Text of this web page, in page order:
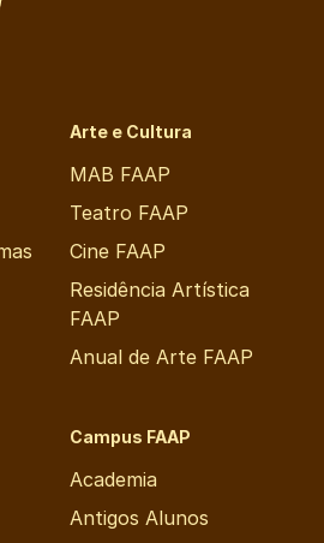
Arte e Cultura
MAB FAAP
Teatro FAAP
Cine FAAP
Residência Artística
FAAP
Anual de Arte FAAP
Campus FAAP
Academia
Antigos Alunos